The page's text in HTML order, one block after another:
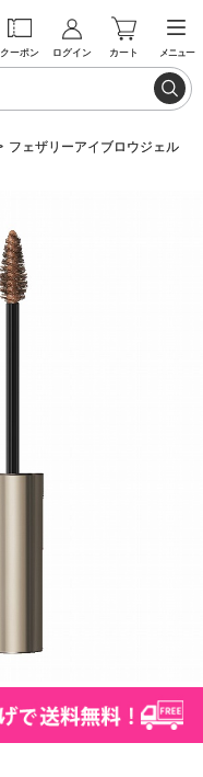
クーポン ログイン カート メニュー
フェザリーアイブロウジェル